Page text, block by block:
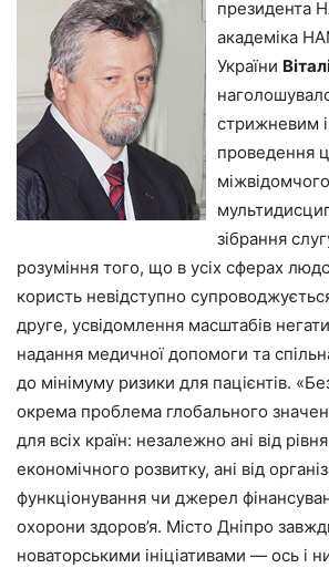
президента
академіка
України
стрижневим
проведення
зібрання
розуміння того, що в усіх сферах
користь невідступно
друге, усвідомлення масштабів
надання медичної допомоги та
до мінімуму ризики для пацієнтів.
окрема проблема глобального
для всіх країн: незалежно ані від
економічного розвитку, ані від
функціонування чи джерел
охорони здоров’я. Місто Дніпро
новаторськими ініціативами — ось і